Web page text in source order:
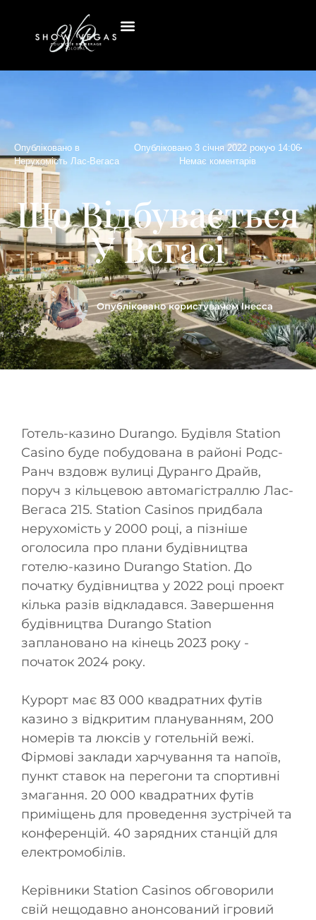
Опубліковано в
Нерухомість Лас-Вегаса
Опубліковано 3 січня 2022 рокуо 14:06
Немає коментарів
Що Відбувається
У Вегасі
Опубліковано користувачемІнесса
Готель-казино Durango. Будівля Station
Casino буде побудована в районі Родс-
Ранч вздовж вулиці Дуранго Драйв,
поруч з кільцевою автомагістраллю Лас-
Вегаса 215. Station Casinos придбала
нерухомість у 2000 році, а пізніше
оголосила про плани будівництва
готелю-казино Durango Station. До
початку будівництва у 2022 році проект
кілька разів відкладався. Завершення
будівництва Durango Station
заплановано на кінець 2023 року -
початок 2024 року.
Курорт має 83 000 квадратних футів
казино з відкритим плануванням, 200
номерів та люксів у готельній вежі.
Фірмові заклади харчування та напоїв,
пункт ставок на перегони та спортивні
змагання. 20 000 квадратних футів
приміщень для проведення зустрічей та
конференцій. 40 зарядних станцій для
електромобілів.
Керівники Station Casinos обговорили
свій нещодавно анонсований ігровий